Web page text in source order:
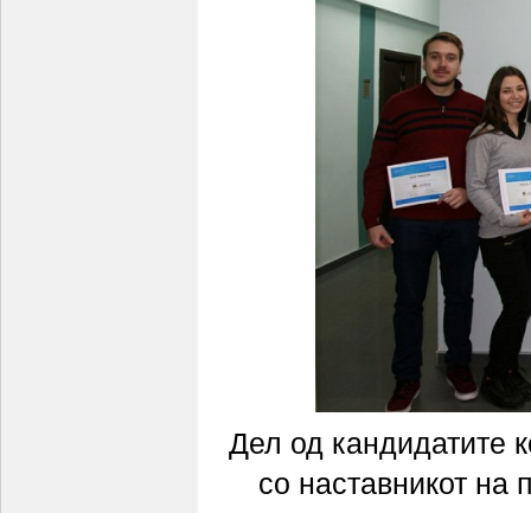
Дел од кандидатите
со наставникот на